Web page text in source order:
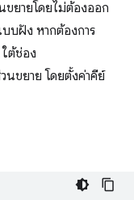
ขยายโดยไม่ต้องออก
บฝัง หากต้องการ
ต้ช่อง
ขยาย โดยตั้งค่าคีย์